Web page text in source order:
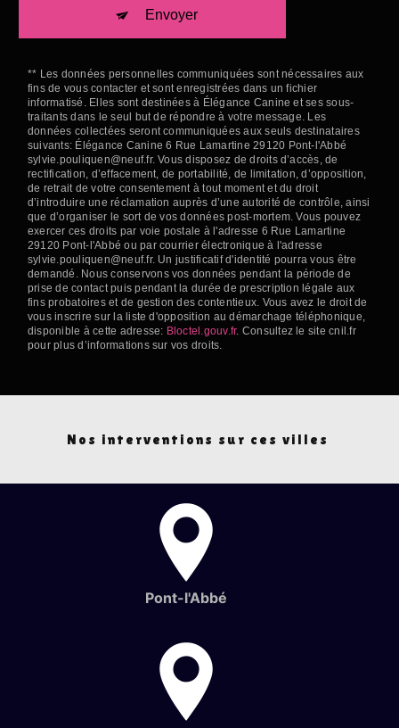
Envoyer
** Les données personnelles communiquées sont nécessaires aux
fins de vous contacter et sont enregistrées dans un fichier
informatisé. Elles sont destinées à Élégance Canine et ses sous-
traitants dans le seul but de répondre à votre message. Les
données collectées seront communiquées aux seuls destinataires
suivants: Élégance Canine 6 Rue Lamartine 29120 Pont-l'Abbé
sylvie.pouliquen@neuf.fr. Vous disposez de droits d’accès, de
rectification, d’effacement, de portabilité, de limitation, d’opposition,
de retrait de votre consentement à tout moment et du droit
d’introduire une réclamation auprès d’une autorité de contrôle, ainsi
que d’organiser le sort de vos données post-mortem. Vous pouvez
exercer ces droits par voie postale à l'adresse 6 Rue Lamartine
29120 Pont-l'Abbé ou par courrier électronique à l'adresse
sylvie.pouliquen@neuf.fr. Un justificatif d'identité pourra vous être
demandé. Nous conservons vos données pendant la période de
prise de contact puis pendant la durée de prescription légale aux
fins probatoires et de gestion des contentieux. Vous avez le droit de
vous inscrire sur la liste d'opposition au démarchage téléphonique,
disponible à cette adresse: Bloctel.gouv.fr. Consultez le site cnil.fr
pour plus d’informations sur vos droits.
Nos interventions sur ces villes
Pont-l'Abbé